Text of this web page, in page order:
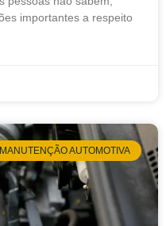
importantes a respeito
MANUTENÇÃO AUTOMOTIVA